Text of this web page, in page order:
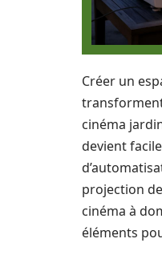
Créer un
cinéma
devient
projection
cinéma à
éléments